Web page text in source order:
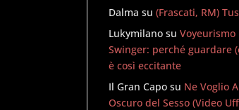
Dalma su(Frascati, RM)
Lukymilano su
Swinger: perché guardare
è così eccitante
Il Gran Capo su Ne Voglio
Oscuro del Sesso (Video